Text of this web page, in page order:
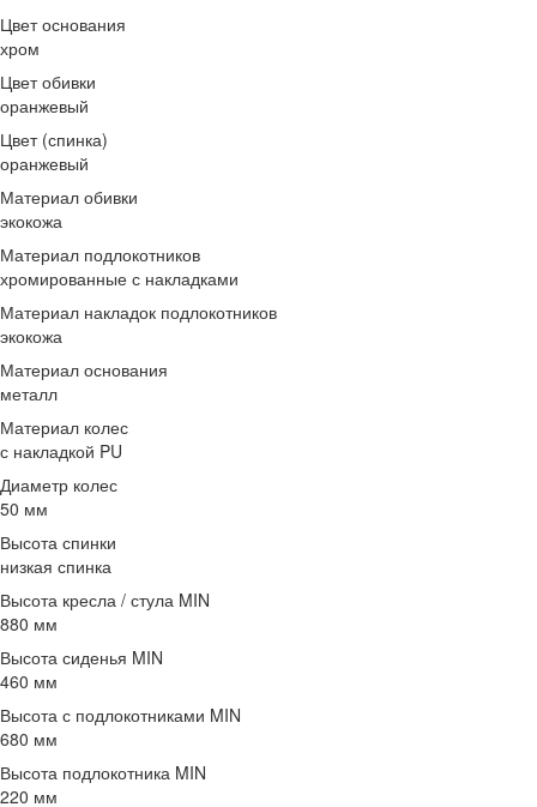
Цвет основания
хром
Цвет обивки
оранжевый
Цвет (спинка)
оранжевый
Материал обивки
экокожа
Материал подлокотников
хромированные с накладками
Материал накладок подлокотников
экокожа
Материал основания
металл
Материал колес
с накладкой PU
Диаметр колес
50 мм
Высота спинки
низкая спинка
Высота кресла / стула MIN
880 мм
Высота сиденья MIN
460 мм
Высота с подлокотниками MIN
680 мм
Высота подлокотника MIN
220 мм